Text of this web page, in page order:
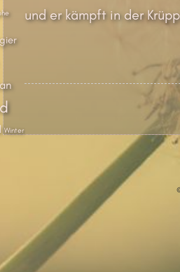
und er kämpft in der
Winter